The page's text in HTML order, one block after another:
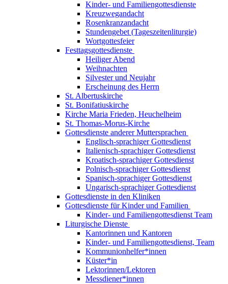
Kinder- und Familiengottesdienste
Kreuzwegandacht
Rosenkranzandacht
Stundengebet (Tageszeitenliturgie)
Wortgottesfeier
Festtagsgottesdienste
Heiliger Abend
Weihnachten
Silvester und Neujahr
Erscheinung des Herrn
St. Albertuskirche
St. Bonifatiuskirche
Kirche Maria Frieden, Heuchelheim
St. Thomas-Morus-Kirche
Gottesdienste anderer Muttersprachen
Englisch-sprachiger Gottesdienst
Italienisch-sprachiger Gottesdienst
Kroatisch-sprachiger Gottesdienst
Polnisch-sprachiger Gottesdienst
Spanisch-sprachiger Gottesdienst
Ungarisch-sprachiger Gottesdienst
Gottesdienste in den Kliniken
Gottesdienste für Kinder und Familien
Kinder- und Familiengottesdienst Team
Liturgische Dienste
Kantorinnen und Kantoren
Kinder- und Familiengottesdienst, Team
Kommunionhelfer*innen
Küster*in
Lektorinnen/Lektoren
Messdiener*innen